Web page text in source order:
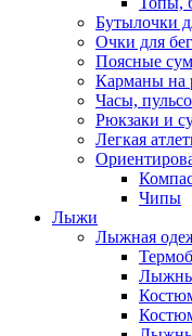
Бутылочки
Очки для
Поясные
Карманы на
Часы,
Рюкзаки и
Легкая
Чипы
Лыжи
Лыжная